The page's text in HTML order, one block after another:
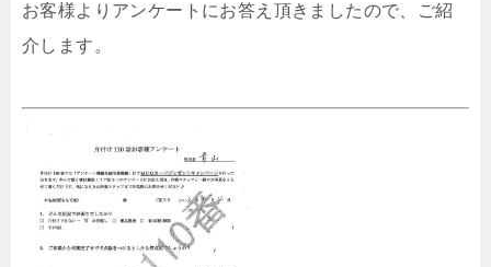
お客様よりアンケートにお答え頂きましたので、ご紹
介します。